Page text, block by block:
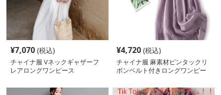
¥7,070 (税込)
チャイナ服 Vネックギャザーフ
レアロングワンピース
¥4,720 (税込)
チャイナ服 麻素材ピンタックリ
ボンベルト付きロングワンピー